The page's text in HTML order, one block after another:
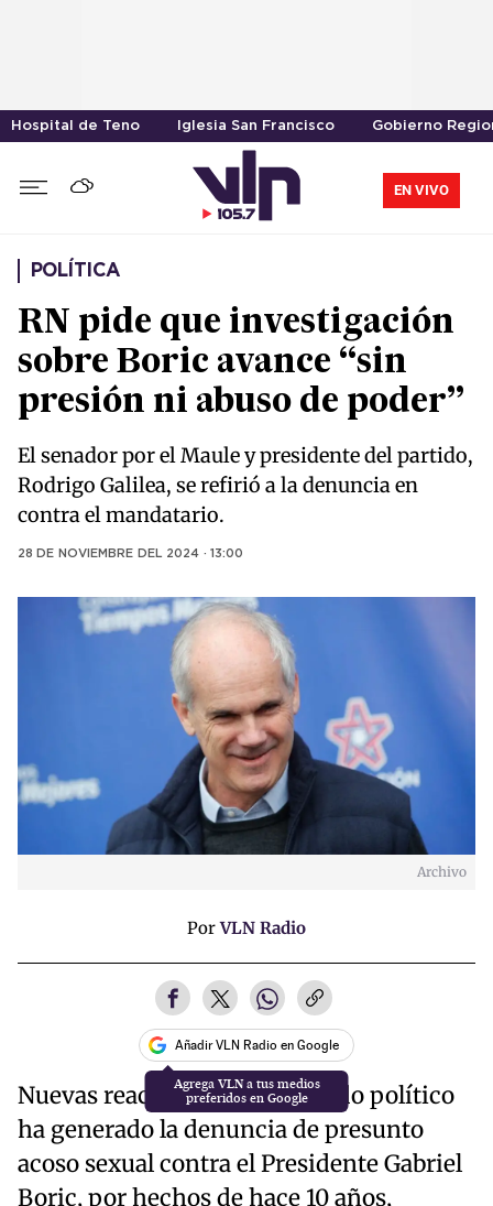
Hospital de Teno Iglesia San Francisco Gobierno
EN VIVO
POLÍTICA
RN pide que investigación
sobre Boric avance “sin
presión ni abuso de poder”
El senador por el Maule y presidente del partido,
Rodrigo Galilea, se refirió a la denuncia en
contra el mandatario.
28 DE NOVIEMBRE DEL 2024 · 13:00
Archivo
PorVLN Radio
Añadir VLN Radio en Google
Nuevas reacciones en el mundo político
ha generado la denuncia de presunto
acoso sexual contra el Presidente Gabriel
Boric, por hechos de hace 10 años,